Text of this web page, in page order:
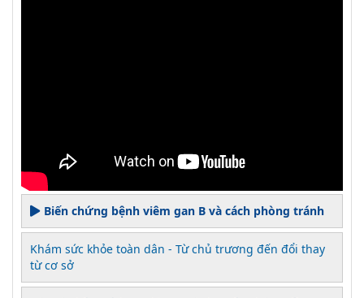
Biến chứng bệnh viêm gan B và cách phòng tránh
Khám sức khỏe toàn dân - Từ chủ trương đến đổi thay
từ cơ sở